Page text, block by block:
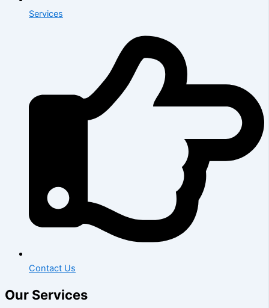
Services
Contact Us
Our Services